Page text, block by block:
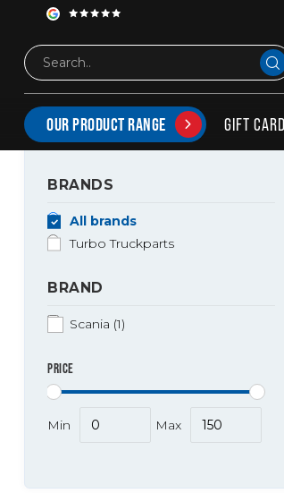
OUR PRODUCT RANGE GIFT CARD
PRODUCTS TAGGED WITH
BRANDS
All brands
Turbo Truckparts
BRAND
Scania (1)
PRICE
Min Max